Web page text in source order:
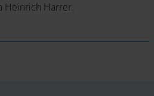
Heinrich Harrer.